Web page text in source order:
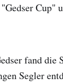
Cup"
fand die
Segler